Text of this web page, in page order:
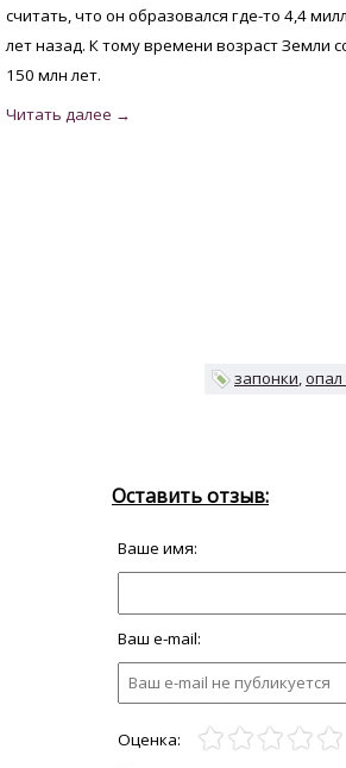
считать, что он образовался где-то 4,4
лет назад. К тому времени возраст Земли
150 млн лет.
запонки опал